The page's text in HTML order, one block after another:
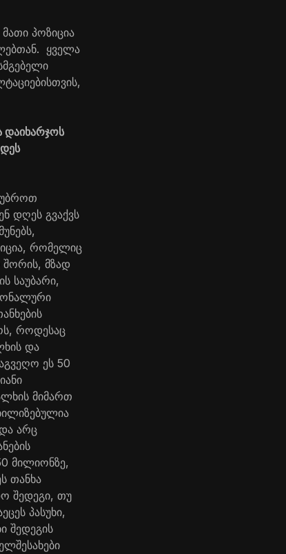
პოზიცია
ყველა
დაიხარჯოს
დღეს გვაქვს
რომელიც
შორის, მზად
საუბარი,
როდესაც
და
ეს 50
მიმართ
არც
მილიონზე,
თანხა
შედეგი, თუ
პასუხი,
შედეგის